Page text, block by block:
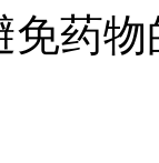
药